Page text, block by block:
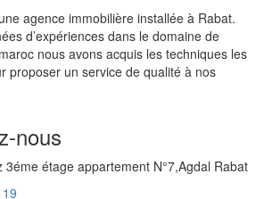
agence immobilière installée à Rabat.
d’expériences dans le domaine de
nous avons acquis les techniques les
proposer un service de qualité à nos
nous
3éme étage appartement N°7,Agdal Rabat